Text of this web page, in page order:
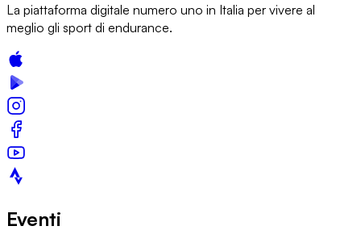
La piattaforma digitale numero uno in Italia per vivere al
meglio gli sport di endurance.
Eventi